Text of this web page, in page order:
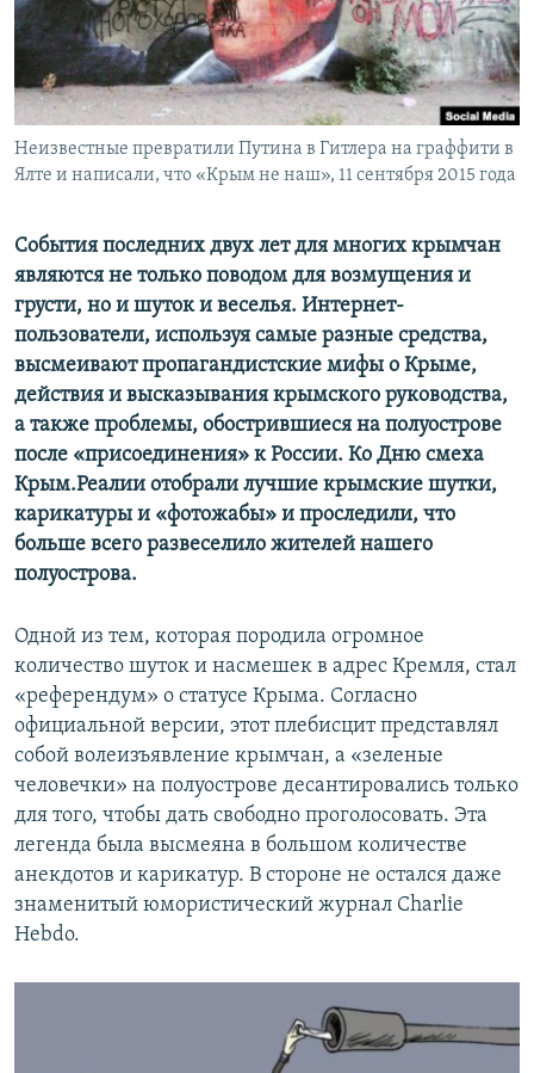
ПОБЕДИТЕЛЕЙ НЕ СУДЯТ?
КРЫМ.НЕПОКОРЕННЫЙ
ELIFBE
УКРАИНСКАЯ ПРОБЛЕМА КРЫМА
ПРИСОЕДИНЯЙТЕСЬ!
Все сайты RFE/RL
Неизвестные превратили Путина в Гитлера на граффити в
Ялте и написали, что «Крым не наш», 11 сентября 2015 года
События последних двух лет для многих крымчан
являются не только поводом для возмущения и
грусти, но и шуток и веселья. Интернет-
пользователи, используя самые разные средства,
высмеивают пропагандистские мифы о Крыме,
действия и высказывания крымского руководства,
а также проблемы, обострившиеся на полуострове
после «присоединения» к России. Ко Дню смеха
Крым.Реалии отобрали лучшие крымские шутки,
карикатуры и «фотожабы» и проследили, что
больше всего развеселило жителей нашего
полуострова.
Одной из тем, которая породила огромное
количество шуток и насмешек в адрес Кремля, стал
«референдум» о статусе Крыма. Согласно
официальной версии, этот плебисцит представлял
собой волеизъявление крымчан, а «зеленые
человечки» на полуострове десантировались только
для того, чтобы дать свободно проголосовать. Эта
легенда была высмеяна в большом количестве
анекдотов и карикатур. В стороне не остался даже
знаменитый юмористический журнал Charlie
Hebdo.